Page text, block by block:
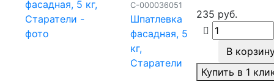
С-000036051
Шпатлевка
фасадная, 5
кг,
Старатели
235 руб.
В
Купить в 1